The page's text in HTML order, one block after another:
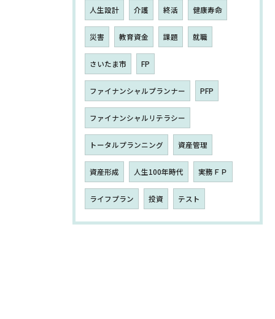
人生設計 介護 終活 健康寿命
災害 教育資金 課題 就職
さいたま市 FP
ファイナンシャルプランナー PFP
ファイナンシャルリテラシー
トータルプランニング 資産管理
資産形成 人生100年時代 実務ＦＰ
ライフプラン 投資 テスト